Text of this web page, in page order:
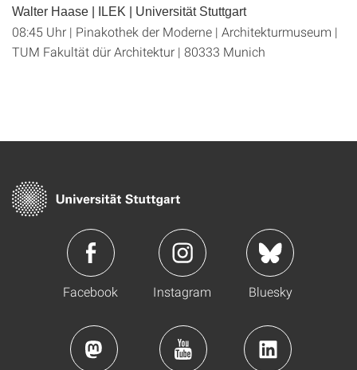
Walter Haase | ILEK | Universität Stuttgart
08:45 Uhr | Pinakothek der Moderne | Architekturmuseum |
TUM Fakultät dür Architektur | 80333 Munich
Facebook Instagram Bluesky